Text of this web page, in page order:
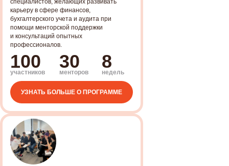
100
участников
30
менторов
8
недель
специалистов, желающих развивать
карьеру в сфере финансов,
бухгалтерского учета и аудита при
помощи менторской поддержки
и консультаций опытных
профессионалов.
УЗНАТЬ БОЛЬШЕ О ПРОГРАММЕ
ПОЛУЧИТЬ КОНСУЛЬТАЦИЮ
info@humancapital.kz
Казахстан, г. Алматы,